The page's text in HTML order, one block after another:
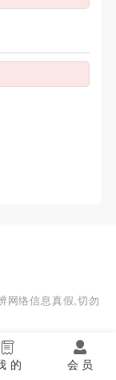
会 员
的
网络信息真假,切勿